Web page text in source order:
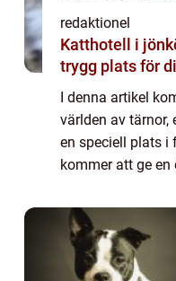
redaktionel
Katthotell i jönköping så
trygg plats för
I denna artikel
världen av tärnor,
en speciell plats i
kommer att ge en
popularitet,